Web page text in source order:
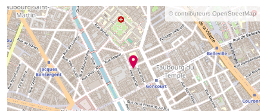
© contributeurs OpenStreetMap